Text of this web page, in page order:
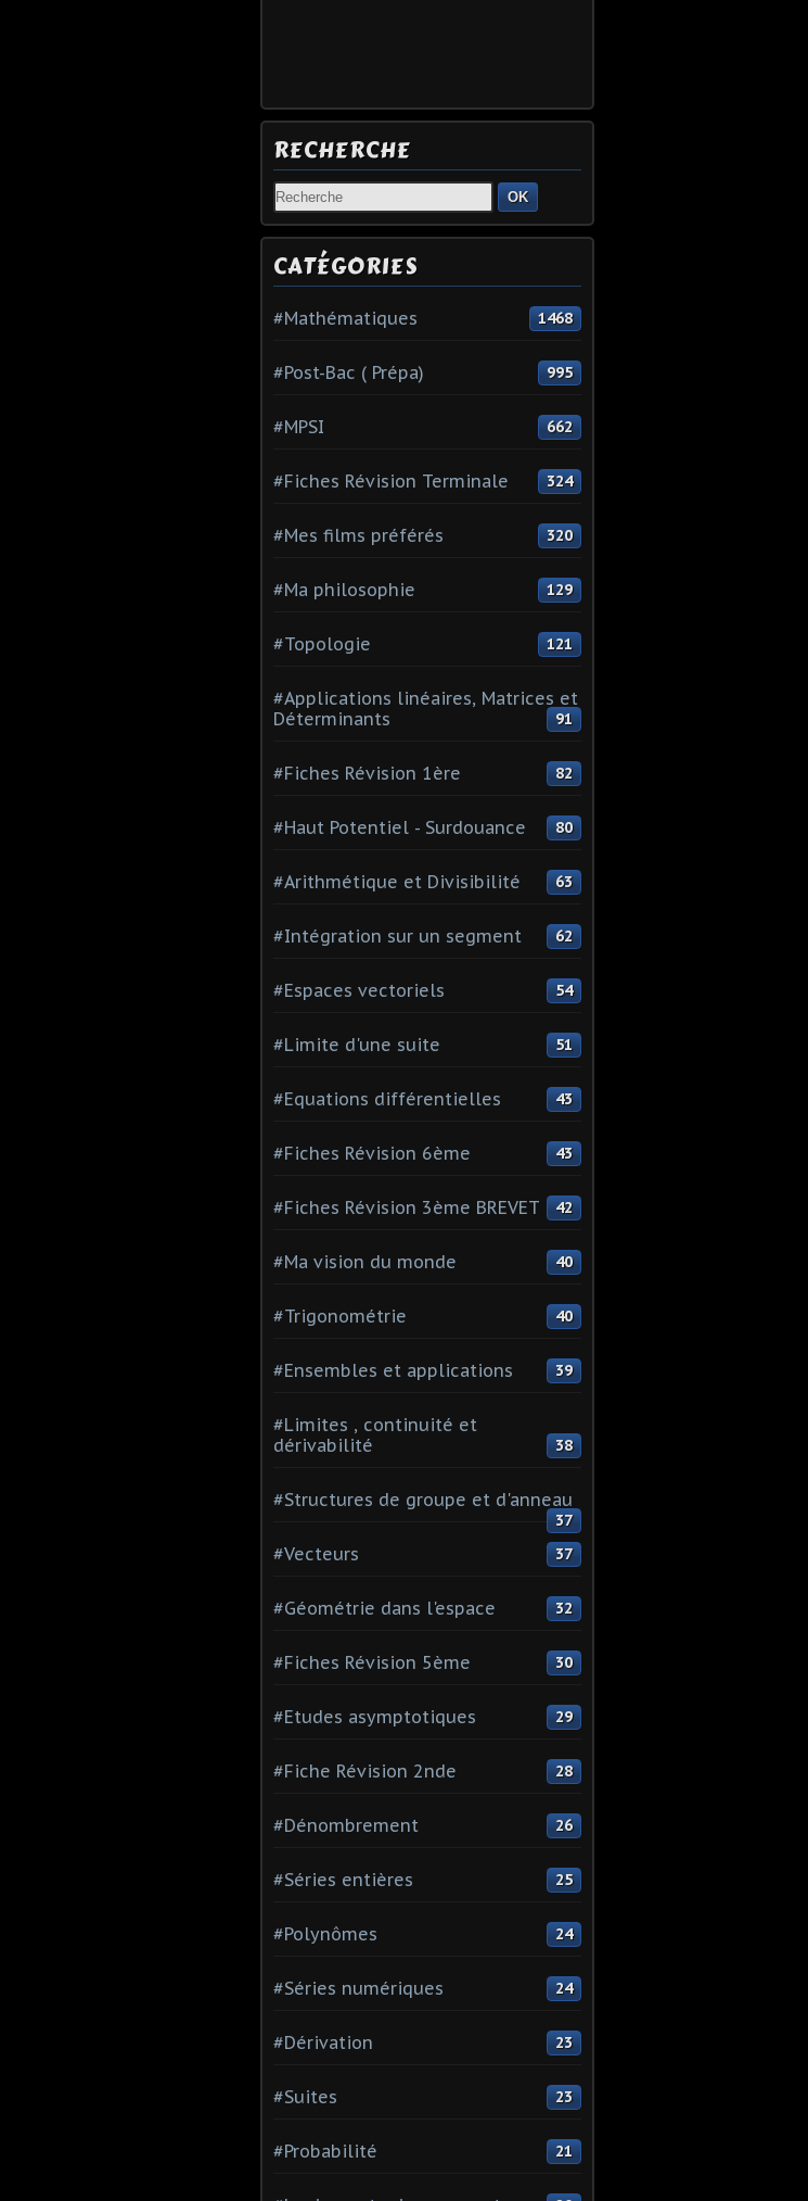
RECHERCHE
OK
CATÉGORIES
#Mathématiques 1468
#Post-Bac ( Prépa) 995
#MPSI 662
#Fiches Révision Terminale 324
#Mes films préférés 320
#Ma philosophie 129
#Topologie 121
#Applications linéaires, Matrices et
Déterminants
91
#Fiches Révision 1ère 82
#Haut Potentiel - Surdouance 80
#Arithmétique et Divisibilité 63
#Intégration sur un segment 62
#Espaces vectoriels 54
#Limite d'une suite 51
#Equations différentielles 43
#Fiches Révision 6ème 43
#Fiches Révision 3ème BREVET 42
#Ma vision du monde 40
#Trigonométrie 40
#Ensembles et applications 39
#Limites , continuité et
dérivabilité
38
#Structures de groupe et d'anneau
37
#Vecteurs 37
#Géométrie dans l'espace 32
#Fiches Révision 5ème 30
#Etudes asymptotiques 29
#Fiche Révision 2nde 28
#Dénombrement 26
#Séries entières 25
#Polynômes 24
#Séries numériques 24
#Dérivation 23
#Suites 23
#Probabilité 21